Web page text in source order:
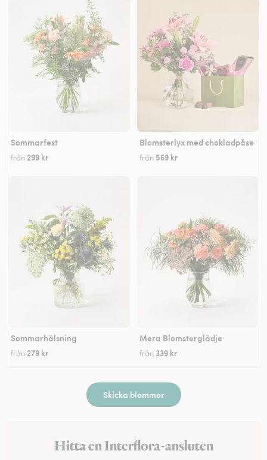
Sommarfest
från 299 kr
Blomsterlyx med chokladpåse
från 569 kr
Sommarhälsning
från279 kr
Mera Blomsterglädje
från 339 kr
Skicka blommor
Hitta en Interflora-ansluten